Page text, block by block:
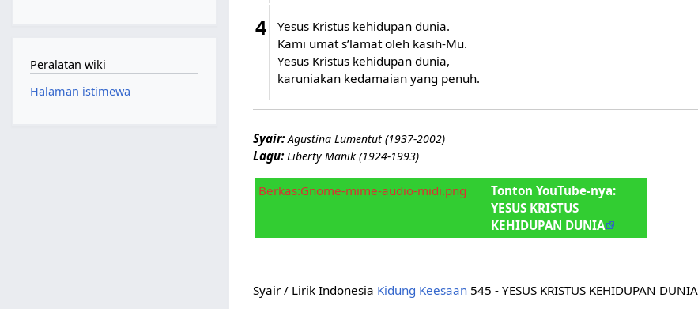
4
Yesus Kristus kehidupan dunia.
Kami umat s’lamat oleh kasih-Mu.
Yesus Kristus kehidupan dunia,
karuniakan kedamaian yang penuh.
Syair: Agustina Lumentut (1937-2002)
Lagu: Liberty Manik (1924-1993)
Berkas:Gnome-mime-audio-midi.png
Tonton YouTube-nya:
YESUS KRISTUS
KEHIDUPAN DUNIA
Syair / Lirik Indonesia Kidung Keesaan 545 - YESUS KRISTUS KEHIDUPAN DUNIA
Peralatan wiki
Halaman istimewa